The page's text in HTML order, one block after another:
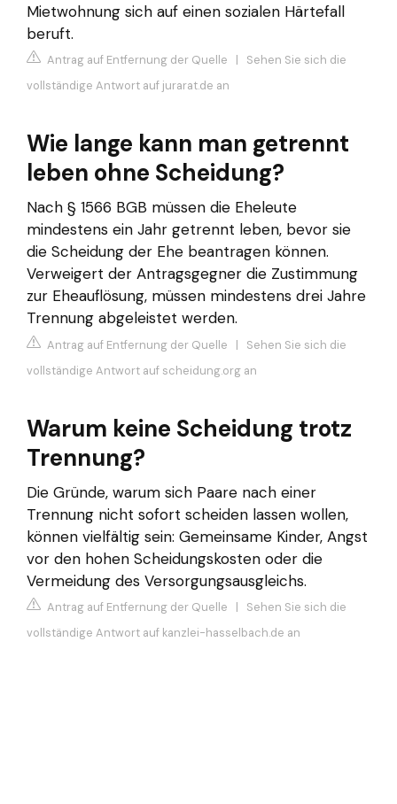
Mietwohnung sich auf einen sozialen Härtefall
beruft.
Antrag auf Entfernung der Quelle | Sehen Sie sich die
vollständige Antwort auf jurarat.de an
Wie lange kann man getrennt
leben ohne Scheidung?
Nach § 1566 BGB müssen die Eheleute
mindestens ein Jahr getrennt leben, bevor sie
die Scheidung der Ehe beantragen können.
Verweigert der Antragsgegner die Zustimmung
zur Eheauflösung, müssen mindestens drei Jahre
Trennung abgeleistet werden.
Antrag auf Entfernung der Quelle | Sehen Sie sich die
vollständige Antwort auf scheidung.org an
Warum keine Scheidung trotz
Trennung?
Die Gründe, warum sich Paare nach einer
Trennung nicht sofort scheiden lassen wollen,
können vielfältig sein: Gemeinsame Kinder, Angst
vor den hohen Scheidungskosten oder die
Vermeidung des Versorgungsausgleichs.
Antrag auf Entfernung der Quelle | Sehen Sie sich die
vollständige Antwort auf kanzlei-hasselbach.de an